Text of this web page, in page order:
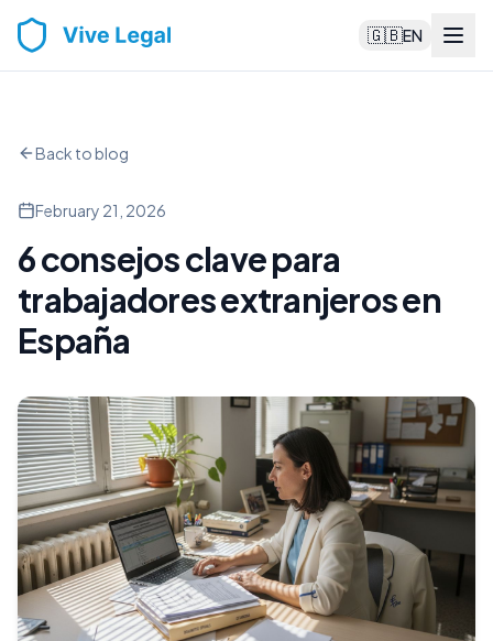
🇬🇧EN
Back to blog
February 21, 2026
6 consejos clave para
trabajadores extranjeros en
España